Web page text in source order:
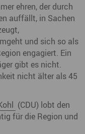
ehren, der durch
auffällt, in Sachen
und sich so als
engagiert. Ein
gibt es nicht.
nicht älter als 45
(CDU) lobt den
für die Region und